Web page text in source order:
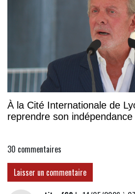
À la Cité Internationale de
reprendre son
30 commentaires
Laisser un commentaire